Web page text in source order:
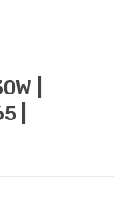
|
|